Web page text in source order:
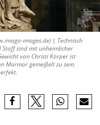
images.de) | Technisch
Stoff sind mit unheimlicher
von Christi Körper ist
Marmor gemeißelt zu sein.